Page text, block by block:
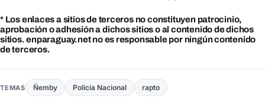
* Los enlaces a sitios de terceros no constituyen patrocinio,
aprobación o adhesión a dichos sitios o al contenido de dichos
sitios. enparaguay.net no es responsable por ningún contenido
de terceros.
TEMAS Ñemby Policía Nacional rapto